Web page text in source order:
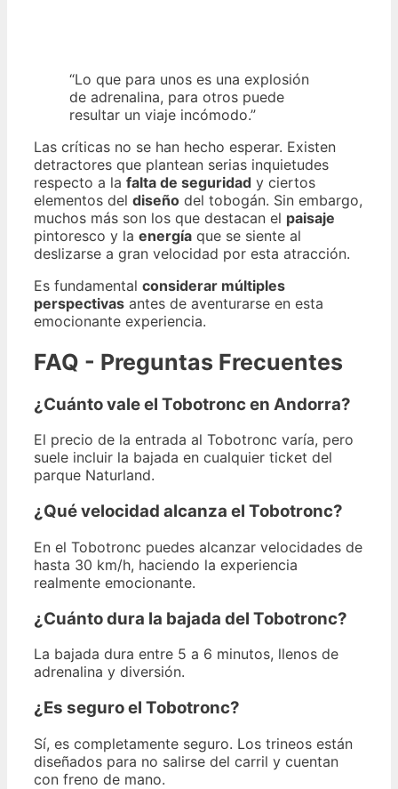
“Lo que para unos es una explosión
de adrenalina, para otros puede
resultar un viaje incómodo.”
Las críticas no se han hecho esperar. Existen
detractores que plantean serias inquietudes
respecto a la falta de seguridad y ciertos
elementos del diseño del tobogán. Sin embargo,
muchos más son los que destacan el paisaje
pintoresco y la energía que se siente al
deslizarse a gran velocidad por esta atracción.
Es fundamental considerar múltiples
perspectivas antes de aventurarse en esta
emocionante experiencia.
FAQ - Preguntas Frecuentes
¿Cuánto vale el Tobotronc en Andorra?
El precio de la entrada al Tobotronc varía, pero
suele incluir la bajada en cualquier ticket del
parque Naturland.
¿Qué velocidad alcanza el Tobotronc?
En el Tobotronc puedes alcanzar velocidades de
hasta 30 km/h, haciendo la experiencia
realmente emocionante.
¿Cuánto dura la bajada del Tobotronc?
La bajada dura entre 5 a 6 minutos, llenos de
adrenalina y diversión.
¿Es seguro el Tobotronc?
Sí, es completamente seguro. Los trineos están
diseñados para no salirse del carril y cuentan
con freno de mano.